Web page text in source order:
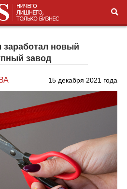
новый
завод
15 декабря 2021 года